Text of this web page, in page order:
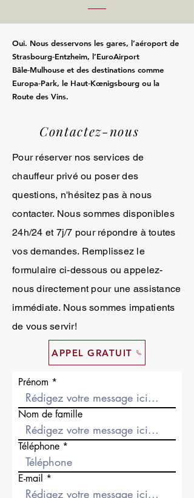
Oui. Nous desservons les gares, l’aéroport de
Strasbourg‑Entzheim, l’EuroAirport
Bâle‑Mulhouse et des destinations comme
Europa‑Park, le Haut‑Kœnigsbourg ou la
Route des Vins.
Contactez-nous
Pour réserver nos services de
chauffeur privé ou poser des
questions, n'hésitez pas à nous
contacter. Nous sommes disponibles
24h/24 et 7j/7 pour répondre à toutes
vos demandes. Remplissez le
formulaire ci-dessous ou appelez-
nous directement pour une assistance
immédiate. Nous sommes impatients
de vous servir!
APPEL GRATUIT
Prénom
Nom de famille
Téléphone
E-mail